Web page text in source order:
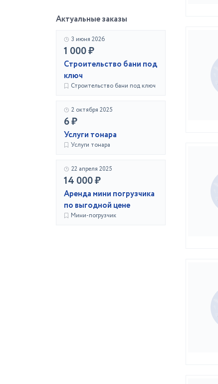
Актуальные заказы
3 июня 2026
1 000 ₽
Строительство бани под
ключ
Строительство бани под ключ
2 октября 2025
6 ₽
Услуги тонара
Услуги тонара
22 апреля 2025
14 000 ₽
Аренда мини погрузчика
по выгодной цене
Мини-погрузчик